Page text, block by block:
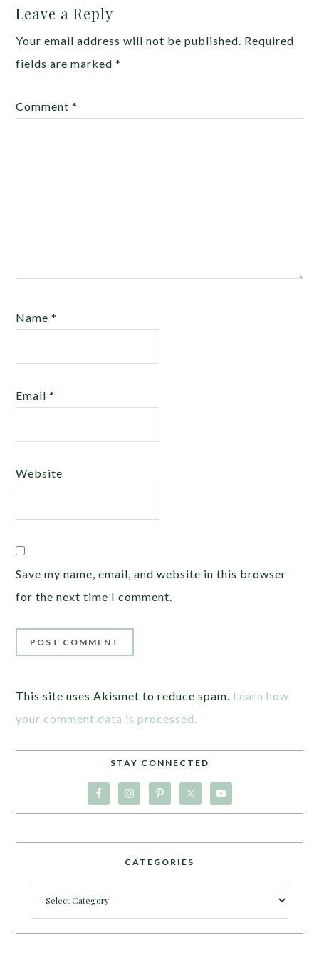
Leave a Reply
Your email address will not be published. Required
fields are marked*
Comment*
Name*
Email*
Website
Save my name, email, and website in this browser
for the next time I comment.
This site uses Akismet to reduce spam. Learn how
your comment data is processed.
STAY CONNECTED
CATEGORIES